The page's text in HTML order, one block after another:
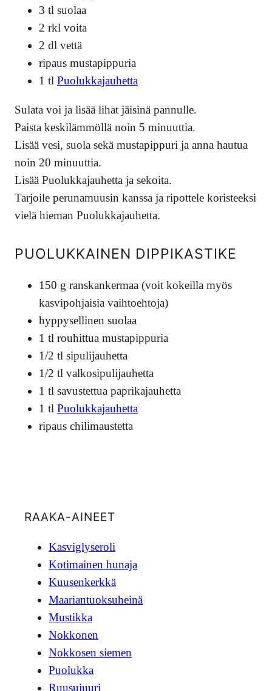
3 tl suolaa
2 rkl voita
2 dl vettä
ripaus mustapippuria
1 tl Puolukkajauhetta
Sulata voi ja lisää lihat jäisinä pannulle.
Paista keskilämmöllä noin 5 minuuttia.
Lisää vesi, suola sekä mustapippuri ja anna hautua
noin 20 minuuttia.
Lisää Puolukkajauhetta ja sekoita.
Tarjoile perunamuusin kanssa ja ripottele koristeeksi
vielä hieman Puolukkajauhetta.
PUOLUKKAINEN DIPPIKASTIKE
150 g ranskankermaa (voit kokeilla myös
kasvipohjaisia vaihtoehtoja)
hyppysellinen suolaa
1 tl rouhittua mustapippuria
1/2 tl sipulijauhetta
1/2 tl valkosipulijauhetta
1 tl savustettua paprikajauhetta
1 tl Puolukkajauhetta
ripaus chilimaustetta
RAAKA-AINEET
Kasviglyseroli
Kotimainen hunaja
Kuusenkerkkä
Maariantuoksuheinä
Mustikka
Nokkonen
Nokkosen siemen
Puolukka
Ruusujuuri